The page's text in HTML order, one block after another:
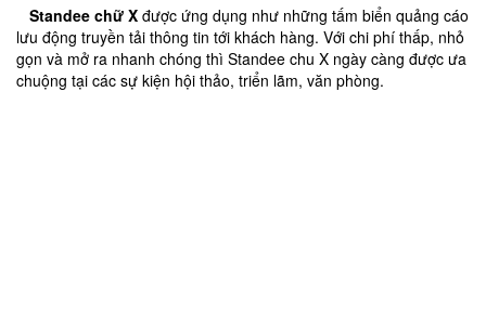
Standee chữ X được ứng dụng như những tấm biển quảng cáo
lưu động truyền tải thông tin tới khách hàng. Với chi phí thấp, nhỏ
gọn và mở ra nhanh chóng thì Standee chu X ngày càng được ưa
chuộng tại các sự kiện hội thảo, triển lãm, văn phòng.